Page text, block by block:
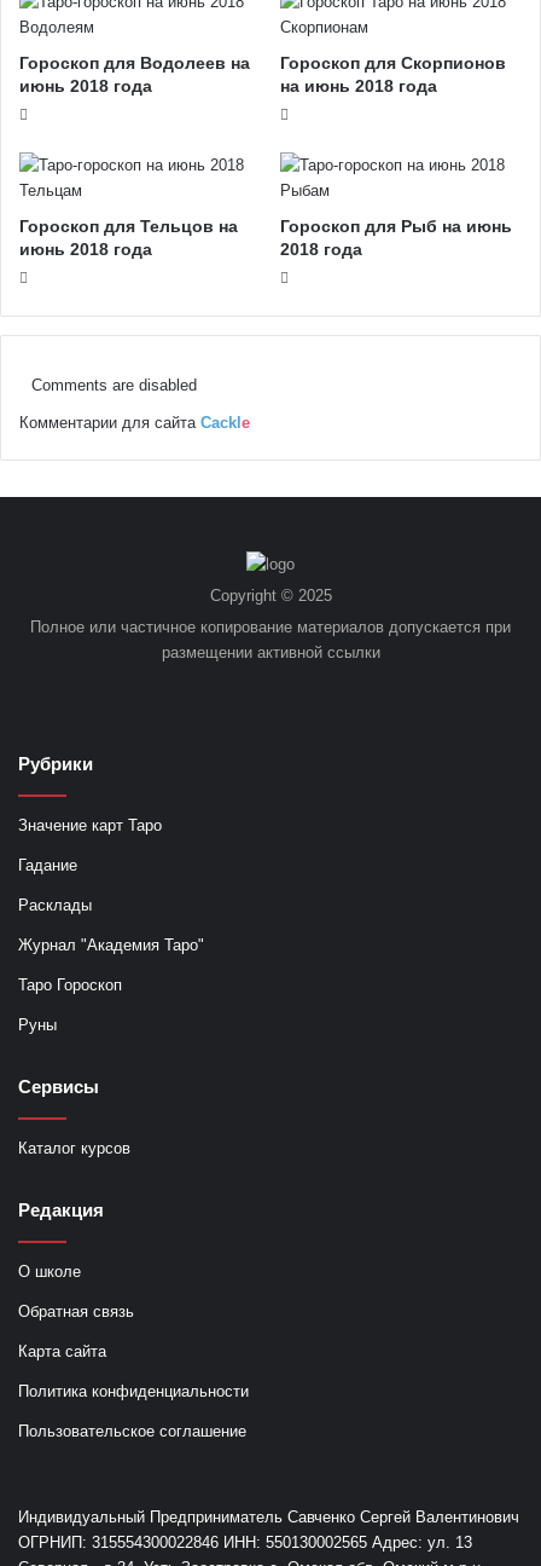
Гороскоп для Водолеев на
июнь 2018 года
Гороскоп для Скорпионов
на июнь 2018 года
Гороскоп для Тельцов на
июнь 2018 года
Гороскоп для Рыб на июнь
2018 года
Comments are disabled
Комментарии для сайта Cackl e
Copyright © 2025
Полное или частичное копирование материалов допускается при
размещении активной ссылки
Рубрики
Значение карт Таро
Гадание
Расклады
Журнал "Академия Таро"
Таро Гороскоп
Руны
Сервисы
Каталог курсов
Редакция
О школе
Обратная связь
Карта сайта
Политика конфиденциальности
Пользовательское соглашение
Индивидуальный Предприниматель Савченко Сергей Валентинович
ОГРНИП: 315554300022846 ИНН: 550130002565 Адрес: ул. 13